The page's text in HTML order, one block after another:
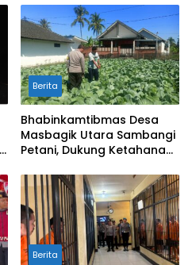
Berita
Bhabinkamtibmas Desa
Masbagik Utara Sambangi
Petani, Dukung Ketahanan
Pangan
Berita